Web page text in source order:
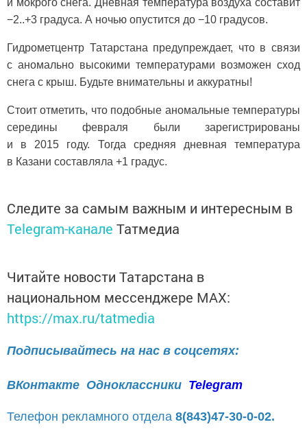
и мокрого снега. Дневная температура воздуха составит
−2..+3 градуса. А ночью опустится до −10 градусов.
Гидрометцентр Татарстана предупреждает, что в связи
с аномально высокими температурами возможен сход
снега с крыш. Будьте внимательны и аккуратны!
Стоит отметить, что подобные аномальные температуры
середины февраля были зарегистрированы
и в 2015 году. Тогда средняя дневная температура
в Казани составляла +1 градус.
Следите за самым важным и интересным в
Telegram-канале Татмедиа
Читайте новости Татарстана в
национальном мессенджере MАХ:
https://max.ru/tatmedia
Подписывайтесь на нас в соцсетях:
ВКонтакте Одноклассники Telegram
Телефон рекламного отдела 8(843)47-30-0-02.